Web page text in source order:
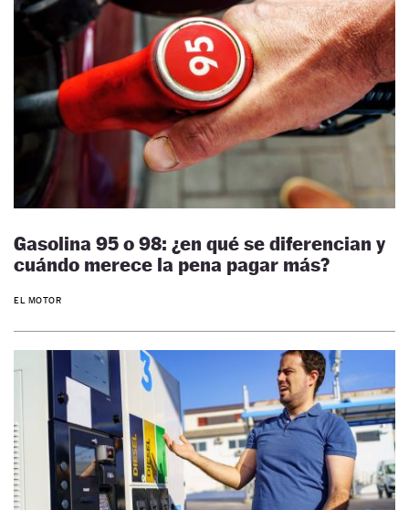
Gasolina 95 o 98: ¿en qué se diferencian y
cuándo merece la pena pagar más?
EL MOTOR